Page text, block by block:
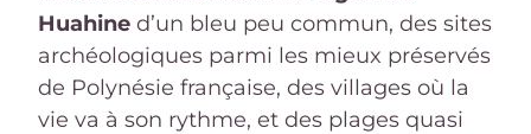
Huahine d’un bleu peu commun, des sites
archéologiques parmi les mieux préservés
de Polynésie française, des villages où la
vie va à son rythme, et des plages quasi